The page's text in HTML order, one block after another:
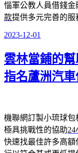
惱軍公教人員借錢
款提供多元完善的服
發
於
2023-12-01
雲林當鋪的
指名蘆洲汽
機聯網訂製小琉球包
極具挑戰性的協助
快速找最佳許多高